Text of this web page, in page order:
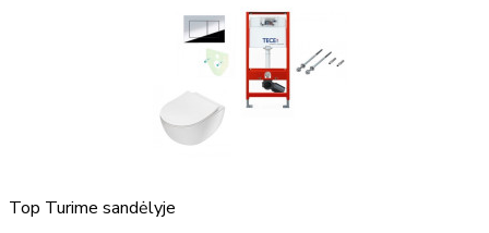
Top Turime sandėlyje